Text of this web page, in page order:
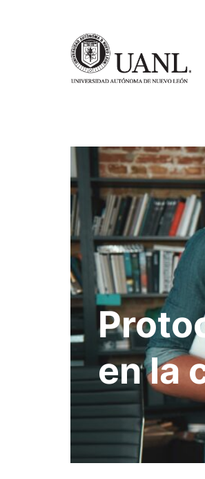
en la